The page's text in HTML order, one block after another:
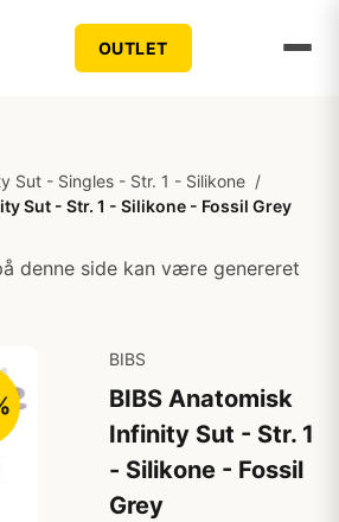
OUTLET
Sut - Singles - Str. 1 - Silikone /
Sut - Str. 1 - Silikone - Fossil Grey
denne side kan være genereret
BIBS
BIBS Anatomisk
Infinity Sut - Str. 1
- Silikone - Fossil
Grey